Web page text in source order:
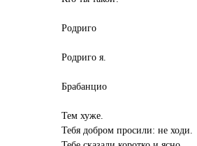
Родриго
Родриго я.
Брабанцио
Тем хуже.
Тебя добром просили: не ходи.